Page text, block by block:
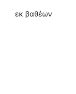
εκ βαθέων